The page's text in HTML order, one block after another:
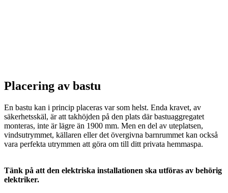
Placering av bastu
En bastu kan i princip placeras var som helst. Enda kravet, av
säkerhetsskäl, är att takhöjden på den plats där bastuaggregatet
monteras, inte är lägre än 1900 mm. Men en del av uteplatsen,
vindsutrymmet, källaren eller det övergivna barnrummet kan också
vara perfekta utrymmen att göra om till ditt privata hemmaspa.
Tänk på att den elektriska installationen ska utföras av behörig
elektriker.